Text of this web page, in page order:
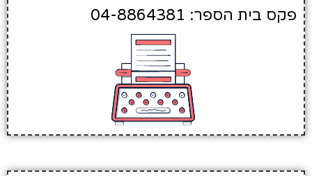
פקס בית הספר: 04-8864381